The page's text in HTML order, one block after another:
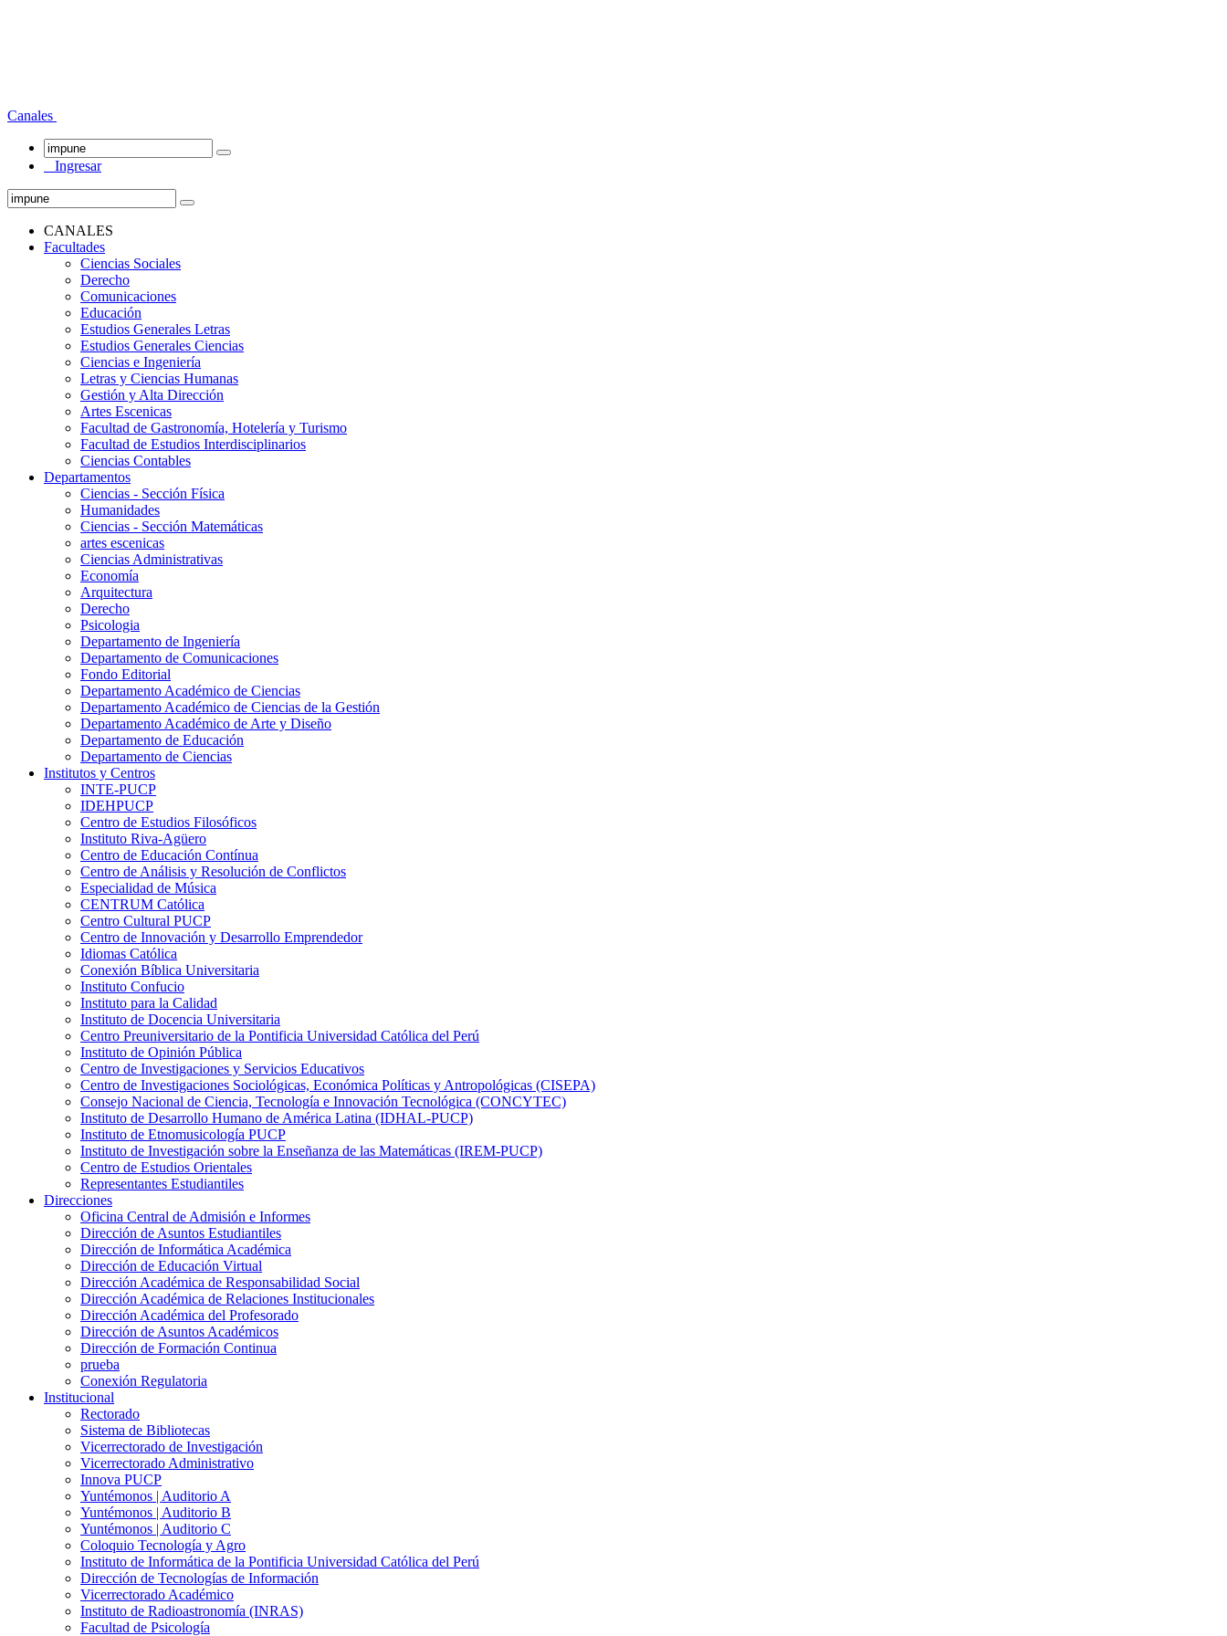
Canales
Ingresar
CANALES
Facultades
Ciencias Sociales
Derecho
Comunicaciones
Educación
Estudios Generales Letras
Estudios Generales Ciencias
Ciencias e Ingeniería
Letras y Ciencias Humanas
Gestión y Alta Dirección
Artes Escenicas
Facultad de Gastronomía, Hotelería y Turismo
Facultad de Estudios Interdisciplinarios
Ciencias Contables
Departamentos
Ciencias - Sección Física
Humanidades
Ciencias - Sección Matemáticas
artes escenicas
Ciencias Administrativas
Economía
Arquitectura
Derecho
Psicologia
Departamento de Ingeniería
Departamento de Comunicaciones
Fondo Editorial
Departamento Académico de Ciencias
Departamento Académico de Ciencias de la Gestión
Departamento Académico de Arte y Diseño
Departamento de Educación
Departamento de Ciencias
Institutos y Centros
INTE-PUCP
IDEHPUCP
Centro de Estudios Filosóficos
Instituto Riva-Agüero
Centro de Educación Contínua
Centro de Análisis y Resolución de Conflictos
Especialidad de Música
CENTRUM Católica
Centro Cultural PUCP
Centro de Innovación y Desarrollo Emprendedor
Idiomas Católica
Conexión Bíblica Universitaria
Instituto Confucio
Instituto para la Calidad
Instituto de Docencia Universitaria
Centro Preuniversitario de la Pontificia Universidad Católica del Perú
Instituto de Opinión Pública
Centro de Investigaciones y Servicios Educativos
Centro de Investigaciones Sociológicas, Económica Políticas y Antropológicas (CISEPA)
Consejo Nacional de Ciencia, Tecnología e Innovación Tecnológica (CONCYTEC)
Instituto de Desarrollo Humano de América Latina (IDHAL-PUCP)
Instituto de Etnomusicología PUCP
Instituto de Investigación sobre la Enseñanza de las Matemáticas (IREM-PUCP)
Centro de Estudios Orientales
Representantes Estudiantiles
Direcciones
Oficina Central de Admisión e Informes
Dirección de Asuntos Estudiantiles
Dirección de Informática Académica
Dirección de Educación Virtual
Dirección Académica de Responsabilidad Social
Dirección Académica de Relaciones Institucionales
Dirección Académica del Profesorado
Dirección de Asuntos Académicos
Dirección de Formación Continua
prueba
Conexión Regulatoria
Institucional
Rectorado
Sistema de Bibliotecas
Vicerrectorado de Investigación
Vicerrectorado Administrativo
Innova PUCP
Yuntémonos | Auditorio A
Yuntémonos | Auditorio B
Yuntémonos | Auditorio C
Coloquio Tecnología y Agro
Instituto de Informática de la Pontificia Universidad Católica del Perú
Dirección de Tecnologías de Información
Vicerrectorado Académico
Instituto de Radioastronomía (INRAS)
Facultad de Psicología